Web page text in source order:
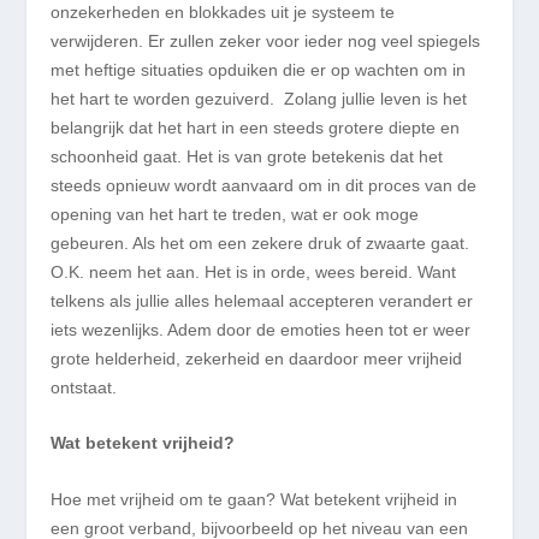
onzekerheden en blokkades uit je systeem te
verwijderen. Er zullen zeker voor ieder nog veel spiegels
met heftige situaties opduiken die er op wachten om in
het hart te worden gezuiverd. Zolang jullie leven is het
belangrijk dat het hart in een steeds grotere diepte en
schoonheid gaat. Het is van grote betekenis dat het
steeds opnieuw wordt aanvaard om in dit proces van de
opening van het hart te treden, wat er ook moge
gebeuren. Als het om een zekere druk of zwaarte gaat.
O.K. neem het aan. Het is in orde, wees bereid. Want
telkens als jullie alles helemaal accepteren verandert er
iets wezenlijks. Adem door de emoties heen tot er weer
grote helderheid, zekerheidendaardoor meer vrijheid
ontstaat.
Wat betekent vrijheid?
Hoe met vrijheid om te gaan? Wat betekent vrijheid in
een groot verband, bijvoorbeeld op het niveau van een